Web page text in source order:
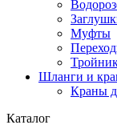
Муфты
Шланги и
Краны
Каталог